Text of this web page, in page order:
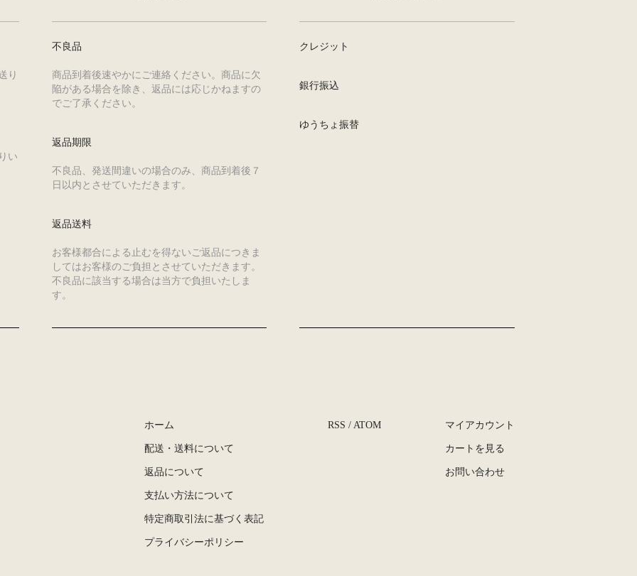
り
い
不良品
商品到着後速やかにご連絡ください。商品に欠
陥がある場合を除き、返品には応じかねますの
でご了承ください。
返品期限
不良品、発送間違いの場合のみ、商品到着後７
日以内とさせていただきます。
返品送料
お客様都合による止むを得ないご返品につきま
してはお客様のご負担とさせていただきます。
不良品に該当する場合は当方で負担いたしま
す。
クレジット
銀行振込
ゆうちょ振替
ホーム
配送・送料について
返品について
支払い方法について
特定商取引法に基づく表記
プライバシーポリシー
RSS / ATOM マイアカウント
カートを見る
お問い合わせ